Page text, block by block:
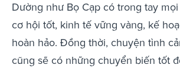
Dường như Bọ Cạp có trong tay
cơ hội tốt, kinh tế vững vàng, kế
hoàn hảo. Đồng thời, chuyện tình
cũng sẽ có những chuyển biến tốt